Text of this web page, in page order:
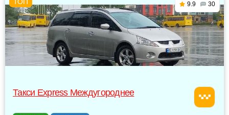
9.9 30
Такси Express Междугороднее